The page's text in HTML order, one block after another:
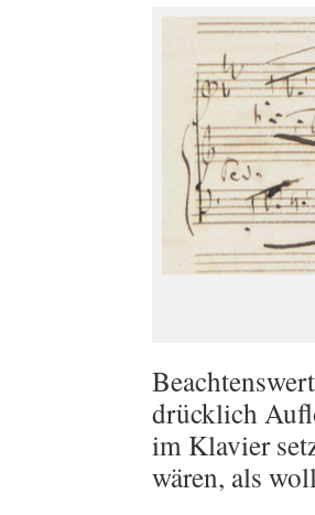
drück­lich
im Kla­vier
wären, als